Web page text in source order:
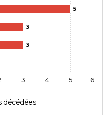
5
3
3
décédées
3 4 5 6